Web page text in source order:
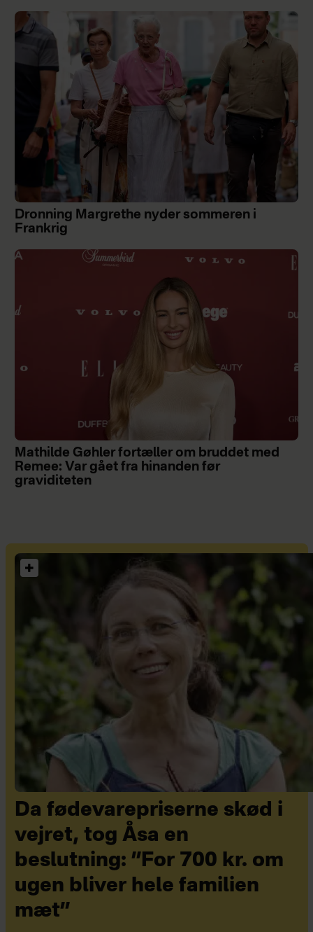
Dronning Margrethe nyder sommeren i
Frankrig
Mathilde Gøhler fortæller om bruddet med
Remee: Var gået fra hinanden før
graviditeten
Da fødevarepriserne skød i
vejret, tog Åsa en
beslutning: ”For 700 kr. om
ugen bliver hele familien
mæt”